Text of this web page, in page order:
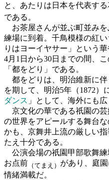
と、あたりは日本を代表す
である。
お茶屋さんが並ぶ町並みを
練場に到着。千鳥模様の紅
りはヨーイヤサー」という
4月1日から30日までの間、
「都をどり」である。
都をどりは、明治維新に
を期して、明治5年（1872）
ダンス 」として、海外にも広
京文化の華である祇園の芸
の世界をアピールする舞台
かも、京舞井上流の厳しい
たえ十分である。
公演会場の祇園甲部歌舞
お点前 （てまえ） があり、庭
情緒満載だ。